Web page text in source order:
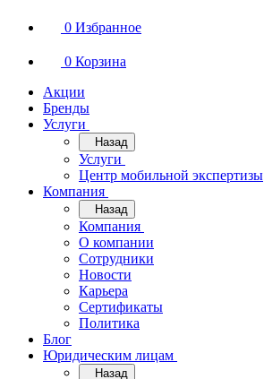
0 Избранное
0 Корзина
Акции
Бренды
Услуги
Назад
Услуги
Центр мобильной экспертизы
Компания
Назад
Компания
О компании
Сотрудники
Новости
Карьера
Сертификаты
Политика
Блог
Юридическим лицам
Назад